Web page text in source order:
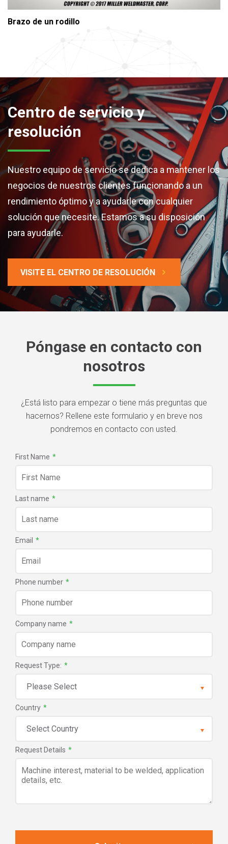
Brazo de un rodillo
Centro de servicio y
resolución
Nuestro equipo de servicio se dedica a mantener los
negocios de nuestros clientes funcionando a un
rendimiento óptimo y a ayudarle con cualquier
solución que necesite. Estamos a su disposición
para ayudarle.
VISITE EL CENTRO DE RESOLUCIÓN
Póngase en contacto con
nosotros
¿Está listo para empezar o tiene más preguntas que
hacernos? Rellene este formulario y en breve nos
pondremos en contacto con usted.
First Name *
Last name *
Email *
Phone number *
Company name *
Request Type: *
Country *
Request Details *